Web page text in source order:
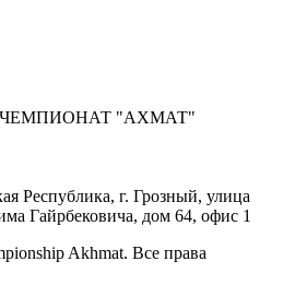
"АХМАТ"
Республика, г. Грозный, улица
Гайрбековича, дом 64, офис 1
Akhmat. Все права